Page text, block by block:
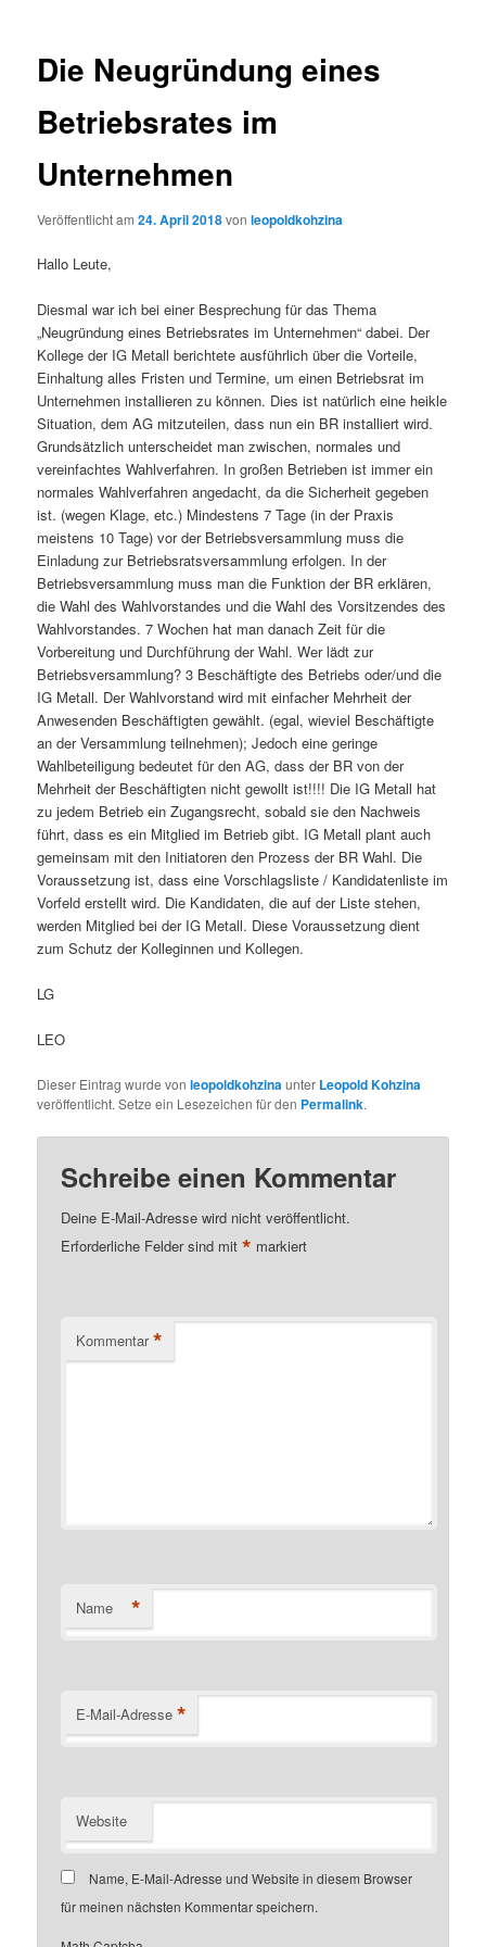
Die Neugründung eines
Betriebsrates im
Unternehmen
Veröffentlicht am24. April 2018vonleopoldkohzina
Hallo Leute,
Diesmal war ich bei einer Besprechung für das Thema
„Neugründung eines Betriebsrates im Unternehmen“ dabei. Der
Kollege der IG Metall berichtete ausführlich über die Vorteile,
Einhaltung alles Fristen und Termine, um einen Betriebsrat im
Unternehmen installieren zu können. Dies ist natürlich eine heikle
Situation, dem AG mitzuteilen, dass nun ein BR installiert wird.
Grundsätzlich unterscheidet man zwischen, normales und
vereinfachtes Wahlverfahren. In großen Betrieben ist immer ein
normales Wahlverfahren angedacht, da die Sicherheit gegeben
ist. (wegen Klage, etc.) Mindestens 7 Tage (in der Praxis
meistens 10 Tage) vor der Betriebsversammlung muss die
Einladung zur Betriebsratsversammlung erfolgen. In der
Betriebsversammlung muss man die Funktion der BR erklären,
die Wahl des Wahlvorstandes und die Wahl des Vorsitzendes des
Wahlvorstandes. 7 Wochen hat man danach Zeit für die
Vorbereitung und Durchführung der Wahl. Wer lädt zur
Betriebsversammlung? 3 Beschäftigte des Betriebs oder/und die
IG Metall. Der Wahlvorstand wird mit einfacher Mehrheit der
Anwesenden Beschäftigten gewählt. (egal, wieviel Beschäftigte
an der Versammlung teilnehmen); Jedoch eine geringe
Wahlbeteiligung bedeutet für den AG, dass der BR von der
Mehrheit der Beschäftigten nicht gewollt ist!!!! Die IG Metall hat
zu jedem Betrieb ein Zugangsrecht, sobald sie den Nachweis
führt, dass es ein Mitglied im Betrieb gibt. IG Metall plant auch
gemeinsam mit den Initiatoren den Prozess der BR Wahl. Die
Voraussetzung ist, dass eine Vorschlagsliste / Kandidatenliste im
Vorfeld erstellt wird. Die Kandidaten, die auf der Liste stehen,
werden Mitglied bei der IG Metall. Diese Voraussetzung dient
zum Schutz der Kolleginnen und Kollegen.
LG
LEO
Dieser Eintrag wurde vonleopoldkohzina unter Leopold Kohzina
veröffentlicht. Setze ein Lesezeichen für den Permalink.
Schreibe einen Kommentar
Deine E-Mail-Adresse wird nicht veröffentlicht.
Erforderliche Felder sind mit* markiert
Kommentar *
Name *
E-Mail-Adresse *
Website
Name, E-Mail-Adresse und Website in diesem Browser
für meinen nächsten Kommentar speichern.